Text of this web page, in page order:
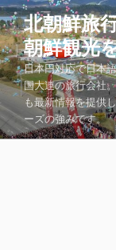
コ
ン
テ
ン
ツ
へ
ス
キ
北朝鮮旅
朝鮮観光
日本円対応で日本
国大連の旅行会社
も最新情報を提供
ーズの強みです。